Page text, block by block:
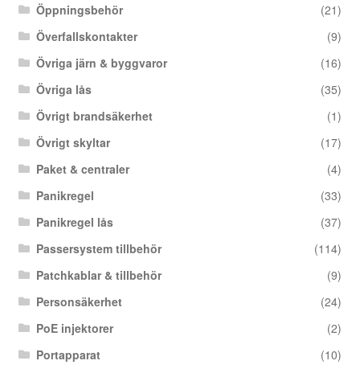
Öppningsbehör
(21)
Överfallskontakter
(9)
Övriga järn & byggvaror
(16)
Övriga lås
(35)
Övrigt brandsäkerhet
(1)
Övrigt skyltar
(17)
Paket & centraler
(4)
Panikregel
(33)
Panikregel lås
(37)
Passersystem tillbehör
(114)
Patchkablar & tillbehör
(9)
Personsäkerhet
(24)
PoE injektorer
(2)
Portapparat
(10)